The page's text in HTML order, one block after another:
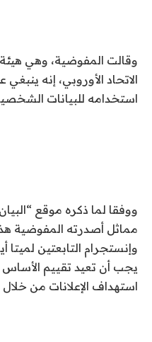
وقالت المفوضية، وهي
الاتحاد الأوروبي، إنه
استخدامه للبيانات
ووفقا لما ذكره موقع
مماثل أصدرته المفوضية
وإنستجرام التابعتين
يجب أن تعيد تقييم الأساس
استهداف الإعلانات من